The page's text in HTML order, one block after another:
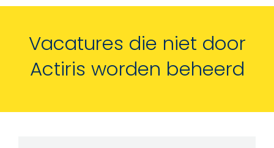
Vacatures die niet door
Actiris worden beheerd